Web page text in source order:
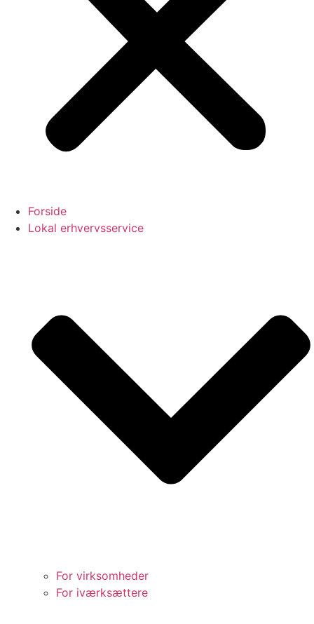
Forside
Lokal erhvervsservice
For virksomheder
For iværksættere